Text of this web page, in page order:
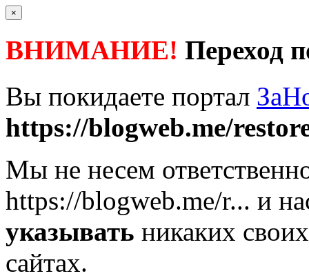
×
ВНИМАНИЕ! Переход
Вы покидаете портал
https://blogweb.me/
Мы не несем
https://blogweb.me/r... и
указывать никаких
сайтах.